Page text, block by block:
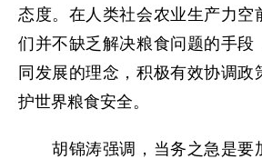
态度。在人类社会农业生产力空
们并不缺乏解决粮食问题的手段
同发展的理念，积极有效协调政
护世界粮食安全。
胡锦涛强调，当务之急是要